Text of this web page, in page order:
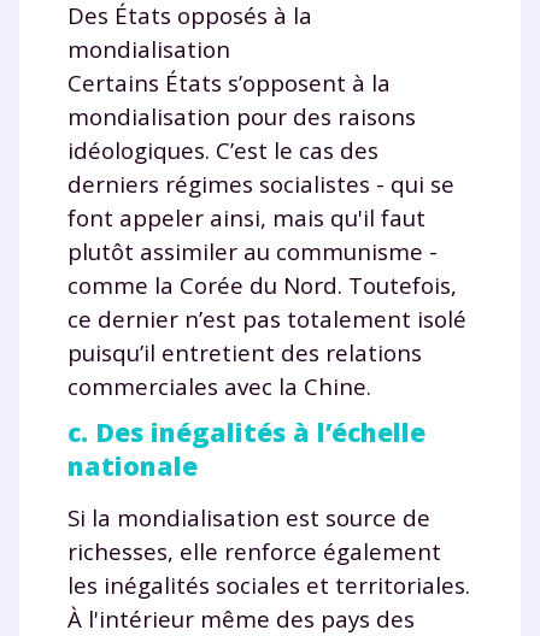
Des États opposés à la
mondialisation
Certains États s’opposent à la
mondialisation pour des raisons
idéologiques. C’est le cas des
derniers régimes socialistes - qui se
font appeler ainsi, mais qu'il faut
plutôt assimiler au communisme -
comme la Corée du Nord. Toutefois,
ce dernier n’est pas totalement isolé
puisqu’il entretient des relations
commerciales avec la Chine.
c. Des inégalités à l’échelle
nationale
Si la mondialisation est source de
richesses, elle renforce également
les inégalités sociales et territoriales.
À l'intérieur même des pays des